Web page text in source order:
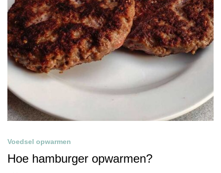
Voedsel opwarmen
Hoe hamburger opwarmen?